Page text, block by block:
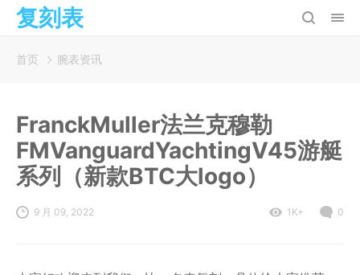
复刻表
首页 腕表资讯
FranckMuller法兰克穆勒
FMVanguardYachtingV45游艇
系列（新款BTC大logo）
9 月 09, 2022 1K+ 0